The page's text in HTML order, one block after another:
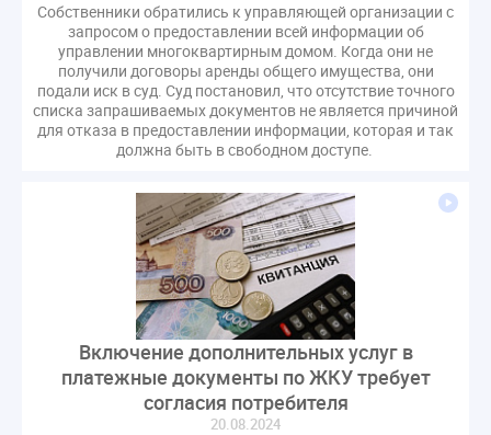
Собственники обратились к управляющей организации с
запросом о предоставлении всей информации об
управлении многоквартирным домом. Когда они не
получили договоры аренды общего имущества, они
подали иск в суд. Суд постановил, что отсутствие точного
списка запрашиваемых документов не является причиной
для отказа в предоставлении информации, которая и так
должна быть в свободном доступе.
Включение дополнительных услуг в
платежные документы по ЖКУ требует
согласия потребителя
20.08.2024